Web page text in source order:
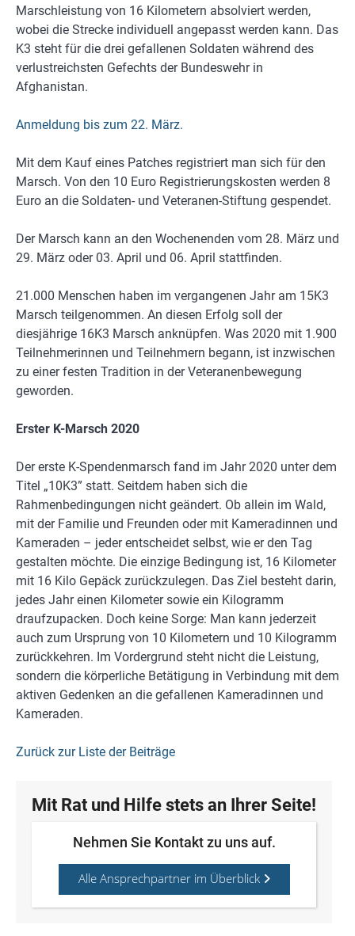
Marschleistung von 16 Kilometern absolviert werden,
wobei die Strecke individuell angepasst werden kann. Das
K3 steht für die drei gefallenen Soldaten während des
verlustreichsten Gefechts der Bundeswehr in
Afghanistan.
Anmeldung bis zum 22. März.
Mit dem Kauf eines Patches registriert man sich für den
Marsch. Von den 10 Euro Registrierungskosten werden 8
Euro an die Soldaten- und Veteranen-Stiftung gespendet.
Der Marsch kann an den Wochenenden vom 28. März und
29. März oder 03. April und 06. April stattfinden.
21.000 Menschen haben im vergangenen Jahr am 15K3
Marsch teilgenommen. An diesen Erfolg soll der
diesjährige 16K3 Marsch anknüpfen. Was 2020 mit 1.900
Teilnehmerinnen und Teilnehmern begann, ist inzwischen
zu einer festen Tradition in der Veteranenbewegung
geworden.
Erster K-Marsch 2020
Der erste K-Spendenmarsch fand im Jahr 2020 unter dem
Titel „10K3” statt. Seitdem haben sich die
Rahmenbedingungen nicht geändert. Ob allein im Wald,
mit der Familie und Freunden oder mit Kameradinnen und
Kameraden – jeder entscheidet selbst, wie er den Tag
gestalten möchte. Die einzige Bedingung ist, 16 Kilometer
mit 16 Kilo Gepäck zurückzulegen. Das Ziel besteht darin,
jedes Jahr einen Kilometer sowie ein Kilogramm
draufzupacken. Doch keine Sorge: Man kann jederzeit
auch zum Ursprung von 10 Kilometern und 10 Kilogramm
zurückkehren. Im Vordergrund steht nicht die Leistung,
sondern die körperliche Betätigung in Verbindung mit dem
aktiven Gedenken an die gefallenen Kameradinnen und
Kameraden.
Zurück zur Liste der Beiträge
Mit Rat und Hilfe stets an Ihrer Seite!
Nehmen Sie Kontakt zu uns auf.
Alle Ansprechpartner im Überblick